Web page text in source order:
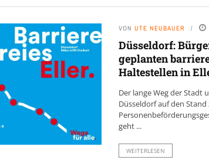
VON UTE NEUBAUER
Düsseldorf:
geplanten
Haltestellen in
Der lange Weg der Stadt
Düsseldorf auf den
geht ...
WEITERLESEN